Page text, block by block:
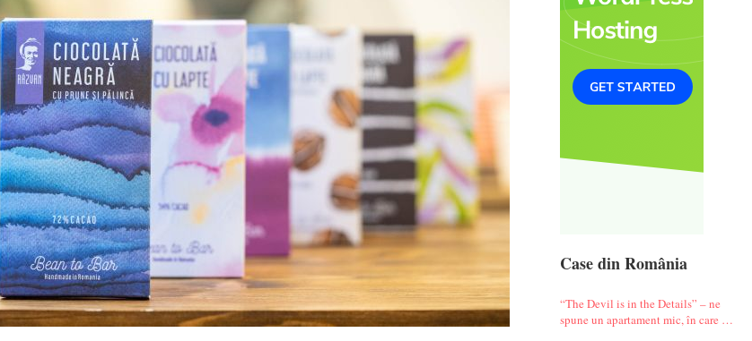
Case din România
“The Devil is in the Details” – ne
spune un apartament mic, în care te